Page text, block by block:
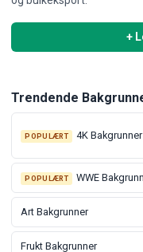
+
Trendende
POPULÆRT 4K Bakgrunner
POPULÆRT WWE
Art Bakgrunner
Frukt Bakgrunner